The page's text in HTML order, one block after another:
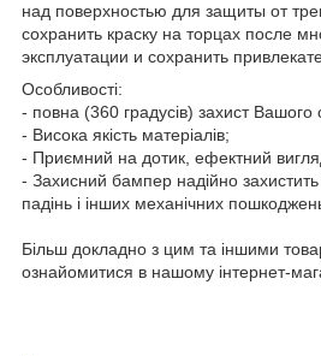
над поверхностью для защиты от
сохранить краску на торцах после
эксплуатации и сохранить
Особливості:
- повна (360 градусів) захист
- Висока якість матеріалів;
- Приємний на дотик, ефектний
- Захисний бампер надійно
падінь і інших механічних
Більш докладно з цим та іншими
ознайомитися в нашому інтернет-